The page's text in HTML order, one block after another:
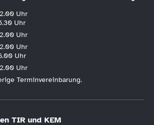
Uhr
Uhr
Uhr
Uhr
Uhr
Uhr
Terminvereinbarung.
TIR und KEM